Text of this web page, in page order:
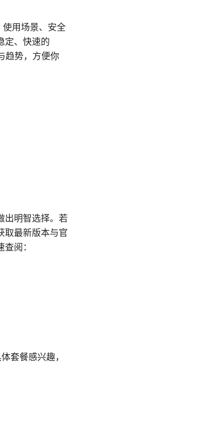
用场景、安全
定、快速的
趋势，方便你
出明智选择。若
取最新版本与官
阅：
套餐感兴趣，